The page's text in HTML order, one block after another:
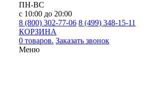
ПН-ВС
с 10:00 до 20:00
8 (800) 302-77-06 8 (499) 348-15-11
КОРЗИНА
0 товаров. Заказать звонок
Меню